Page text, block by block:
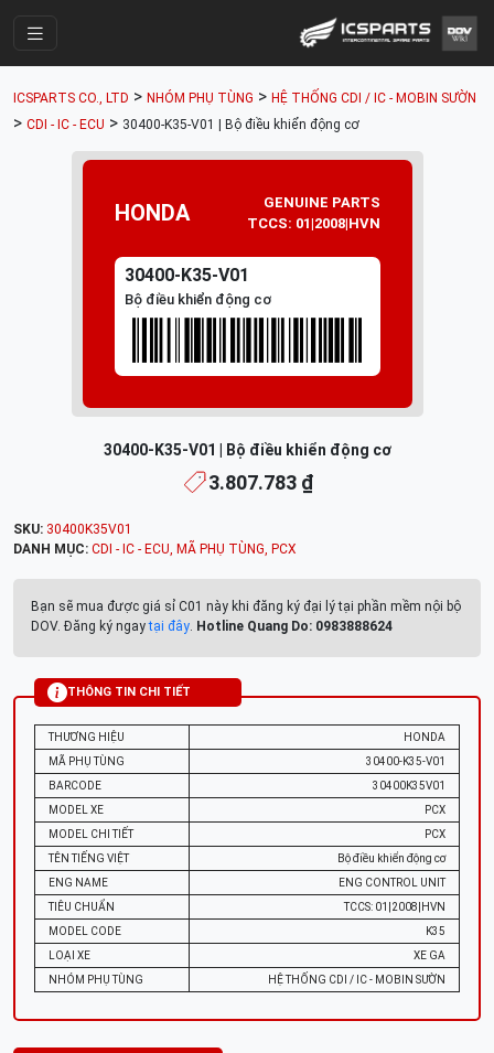
Cửa Hàng
Parts Catalogue
Mã Phụ Tùng
Tài khoản
ICSPARTS CO., LTD > NHÓM PHỤ TÙNG > HỆ THỐNG CDI / IC - MOBIN SƯỜN
> CDI - IC - ECU > 30400-K35-V01 | Bộ điều khiển động cơ
HONDA
GENUINE PARTS
TCCS: 01|2008|HVN
30400-K35-V01
Bộ điều khiển động cơ
30400-K35-V01 | Bộ điều khiển động cơ
3.807.783 ₫
SKU: 30400K35V01
DANH MỤC: CDI - IC - ECU, MÃ PHỤ TÙNG, PCX
Bạn sẽ mua được giá sỉ C01 này khi đăng ký đại lý tại phần mềm nội bộ
DOV. Đăng ký ngaytại đây. Hotline Quang Do: 0983888624
THÔNG TIN CHI TIẾT
THƯƠNG HIỆU
HONDA
MÃ PHỤ TÙNG
30400-K35-V01
BARCODE
30400K35V01
MODEL XE
PCX
MODEL CHI TIẾT
PCX
TÊN TIẾNG VIỆT
Bộ điều khiển động cơ
ENG NAME
ENG CONTROL UNIT
TIÊU CHUẨN
TCCS: 01|2008|HVN
MODEL CODE
K35
LOẠI XE
XE GA
NHÓM PHỤ TÙNG
HỆ THỐNG CDI / IC - MOBIN SƯỜN